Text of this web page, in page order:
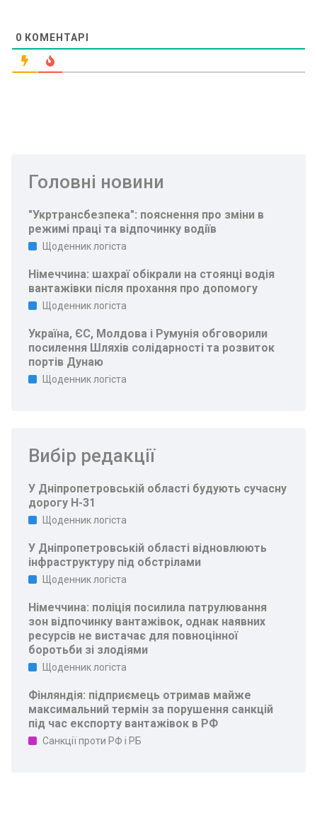
0 КОМЕНТАРІ
Головні новини
"Укртрансбезпека": пояснення про зміни в
режимі праці та відпочинку водіїв
Щоденник логіста
Німеччина: шахраї обікрали на стоянці водія
вантажівки після прохання про допомогу
Щоденник логіста
Україна, ЄС, Молдова і Румунія обговорили
посилення Шляхів солідарності та розвиток
портів Дунаю
Щоденник логіста
Вибір редакції
У Дніпропетровській області будують сучасну
дорогу Н-31
Щоденник логіста
У Дніпропетровській області відновлюють
інфраструктуру під обстрілами
Щоденник логіста
Німеччина: поліція посилила патрулювання
зон відпочинку вантажівок, однак наявних
ресурсів не вистачає для повноцінної
боротьби зі злодіями
Щоденник логіста
Фінляндія: підприємець отримав майже
максимальний термін за порушення санкцій
під час експорту вантажівок в РФ
Санкції проти РФ і РБ